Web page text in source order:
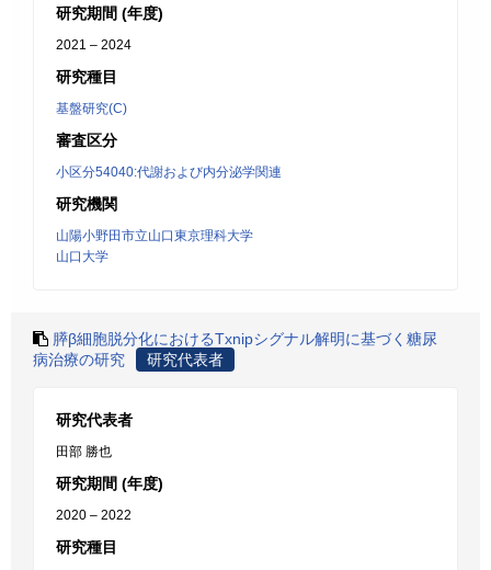
研究期間 (年度)
2021 – 2024
研究種目
基盤研究(C)
審査区分
小区分54040:代謝および内分泌学関連
研究機関
山陽小野田市立山口東京理科大学
山口大学
膵β細胞脱分化におけるTxnipシグナル解明に基づく糖尿
病治療の研究
研究代表者
研究代表者
田部 勝也
研究期間 (年度)
2020 – 2022
研究種目